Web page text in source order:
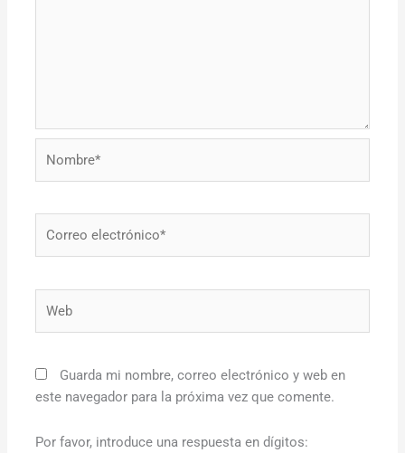
Guarda mi nombre, correo electrónico y web en
este navegador para la próxima vez que comente.
Por favor, introduce una respuesta en dígitos: